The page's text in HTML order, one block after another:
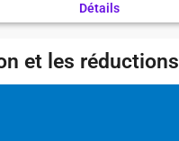
Détails
et les réductions